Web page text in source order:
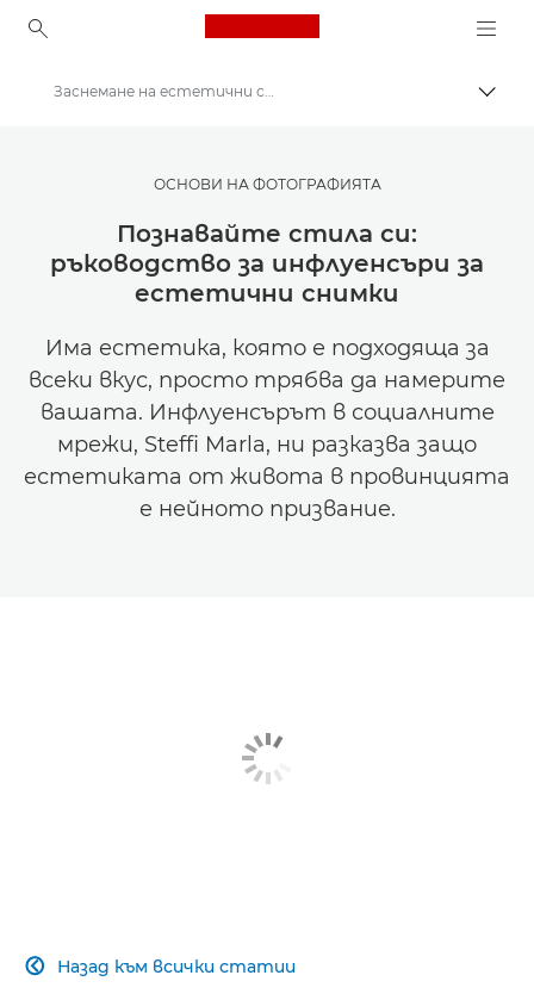
Canon Logo, back to
Вдъхновете се | Съвети за фотография и печат и ръководства за купувача
Съвети и техники за фотография и печат
Заснемане на естетични снимки за социалните мрежи
ОСНОВИ НА ФОТОГРАФИЯТА
Познавайте стила си:
ръководство за инфлуенсъри за
естетични снимки
Има естетика, която е подходяща за
всеки вкус, просто трябва да намерите
вашата. Инфлуенсърът в социалните
мрежи, Steffi Marla, ни разказва защо
естетиката от живота в провинцията
е нейното призвание.
Назад към всички статии
